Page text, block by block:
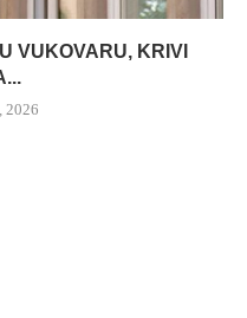
VUKOVARU, KRIVI
2026